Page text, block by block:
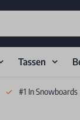
Tassen
#1 In Snowboards